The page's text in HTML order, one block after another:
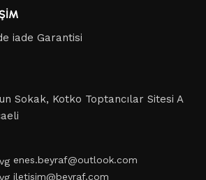
iade Garantisi
Sokak, Kotko Toptancılar Sitesi A
enes.beyraf@outlook.com
iletisim@beyraf.com